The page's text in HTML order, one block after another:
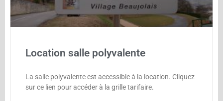
Location salle polyvalente
La salle polyvalente est accessible à la location. Cliquez
sur ce lien pour accéder à la grille tarifaire.